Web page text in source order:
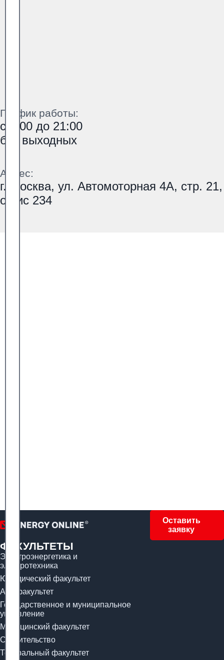
График работы:
с 9:00 до 21:00
без выходных
Адрес:
г. Москва, ул. Автомоторная 4А, стр. 21,
офис 234
Оставить
заявку
ФАКУЛЬТЕТЫ
Электроэнергетика и
электротехника
Юридический факультет
Арт-факультет
Государственное и муниципальное
управление
Медицинский факультет
Строительство
Театральный факультет